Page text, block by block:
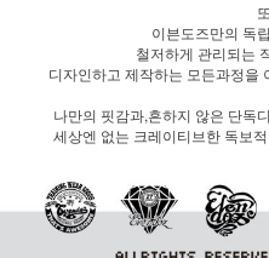
이븐도즈만의 독
철저하게 관리되는
디자인하고 제작하는 모든과정을
나만의 핏감과,흔하지 않은 단독
세상엔 없는 크레이티브한 독보